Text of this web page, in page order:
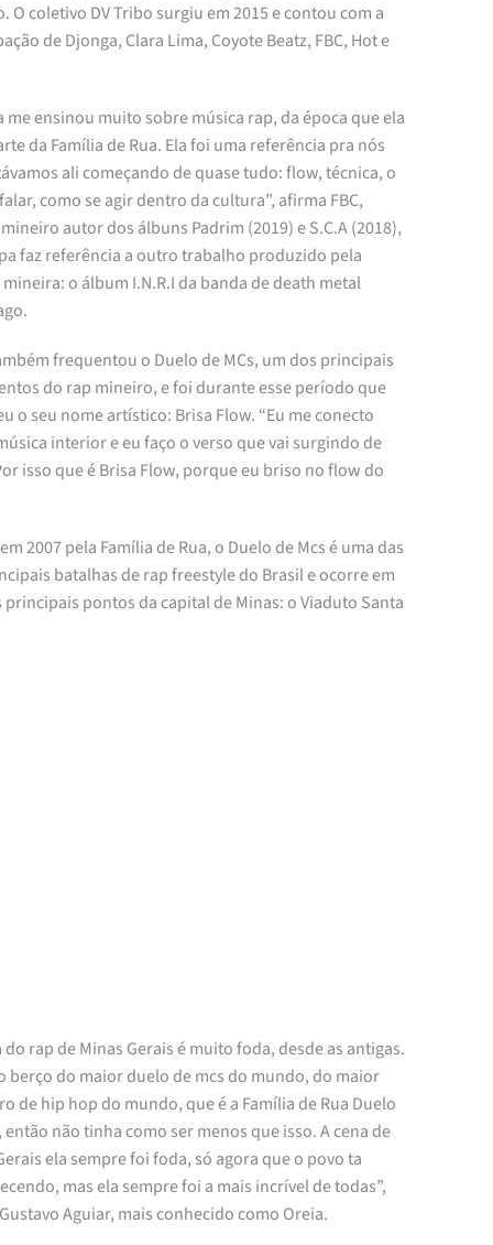
O coletivo DV Tribo surgiu em 2015 e contou com a
de Djonga, Clara Lima, Coyote Beatz, FBC, Hot e
me ensinou muito sobre música rap, da época que ela
da Família de Rua. Ela foi uma referência pra nós
ali começando de quase tudo: flow, técnica, o
como se agir dentro da cultura”, afirma FBC,
autor dos álbuns Padrim (2019) e S.C.A (2018),
faz referência a outro trabalho produzido pela
o álbum I.N.R.I da banda de death metal
frequentou o Duelo de MCs, um dos principais
do rap mineiro, e foi durante esse período que
o seu nome artístico: Brisa Flow. “Eu me conecto
interior e eu faço o verso que vai surgindo de
isso que é Brisa Flow, porque eu briso no flow do
2007 pela Família de Rua, o Duelo de Mcs é uma das
batalhas de rap freestyle do Brasil e ocorre em
principais pontos da capital de Minas: o Viaduto Santa
do rap de Minas Gerais é muito foda, desde as antigas.
berço do maior duelo de mcs do mundo, do maior
de hip hop do mundo, que é a Família de Rua Duelo
então não tinha como ser menos que isso. A cena de
ela sempre foi foda, só agora que o povo ta
mas ela sempre foi a mais incrível de todas”,
Aguiar, mais conhecido como Oreia.